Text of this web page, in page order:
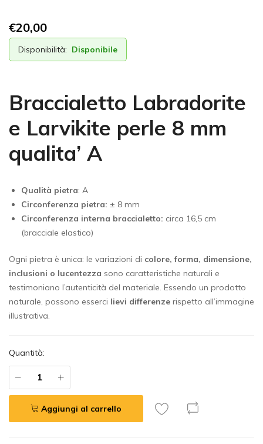
€20,00
Disponibilità: Disponibile
Braccialetto Labradorite
e Larvikite perle 8 mm
qualita’ A
Qualità pietra: A
Circonferenza pietra: ± 8 mm
Circonferenza interna braccialetto: circa 16,5 cm
(bracciale elastico)
Ogni pietra è unica: le variazioni di colore, forma, dimensione,
inclusioni o lucentezza sono caratteristiche naturali e
testimoniano l’autenticità del materiale. Essendo un prodotto
naturale, possono esserci lievi differenze rispetto all’immagine
illustrativa.
Quantità:
Aggiungi al carrello